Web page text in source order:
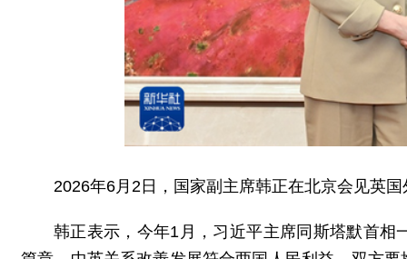
2026年6月2日，国家副主席韩正在北京会见英
韩正表示，今年1月，习近平主席同斯塔默首